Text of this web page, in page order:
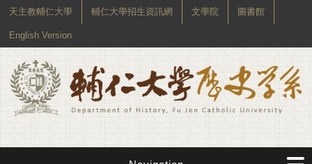
天主教輔仁大學 輔仁大學招生資訊網 文學院 圖書館
English Version